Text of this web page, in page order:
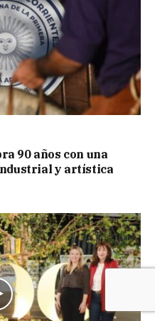
90 años con una
y artística